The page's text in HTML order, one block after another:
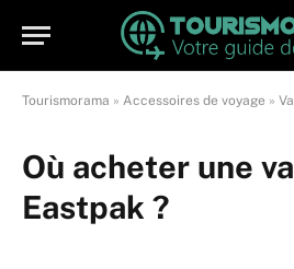
Tourismorama » Accessoires de voyage »
Où acheter une
Eastpak ?